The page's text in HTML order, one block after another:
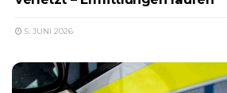
5. JUNI 2026